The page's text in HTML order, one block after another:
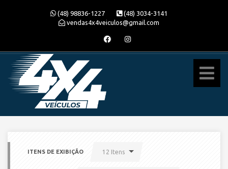
(48) 98836-1227
(48) 3034-3141
vendas4x4veiculos@gmail.com
ITENS DE EXIBIÇÃO 12 Itens